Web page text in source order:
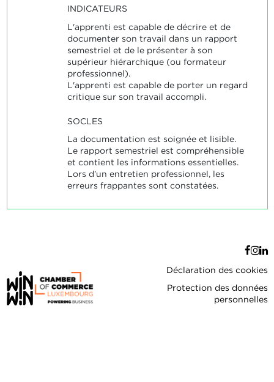
INDICATEURS
L'apprenti est capable de décrire et de
documenter son travail dans un rapport
semestriel et de le présenter à son
supérieur hiérarchique (ou formateur
professionnel).
L'apprenti est capable de porter un regard
critique sur son travail accompli.
SOCLES
La documentation est soignée et lisible.
Le rapport semestriel est compréhensible
et contient les informations essentielles.
Lors d’un entretien professionnel, les
erreurs frappantes sont constatées.
Déclaration des cookies
Protection des données
personnelles